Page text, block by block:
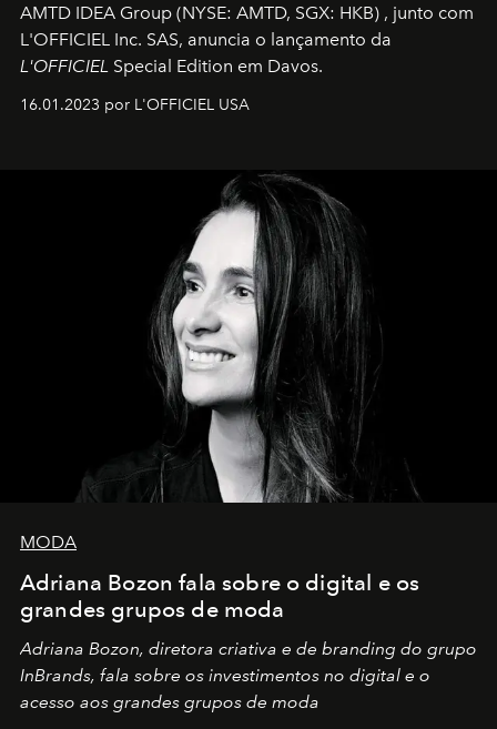
AMTD IDEA Group (NYSE: AMTD, SGX: HKB) , junto com
L'OFFICIEL Inc. SAS, anuncia o lançamento da
L'OFFICIEL Special Edition em Davos.
16.01.2023 por L'OFFICIEL USA
MODA
Adriana Bozon fala sobre o digital e os
grandes grupos de moda
Adriana Bozon, diretora criativa e de branding do grupo
InBrands, fala sobre os investimentos no digital e o
acesso aos grandes grupos de moda